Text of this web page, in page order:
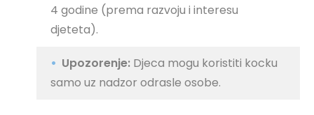
4 godine (prema razvoju i interesu
djeteta).
Upozorenje: Djeca mogu koristiti kocku
samo uz nadzor odrasle osobe.